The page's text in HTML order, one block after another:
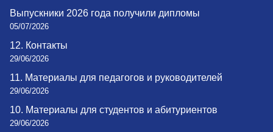
Выпускники 2026 года получили дипломы
05/07/2026
12. Контакты
29/06/2026
11. Материалы для педагогов и руководителей
29/06/2026
10. Материалы для студентов и абитуриентов
29/06/2026